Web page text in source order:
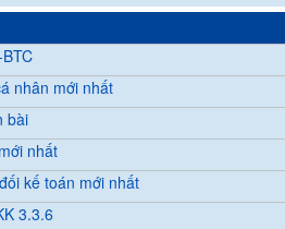
nhân mới nhất
bài
nhất
kế toán mới nhất
3.3.6